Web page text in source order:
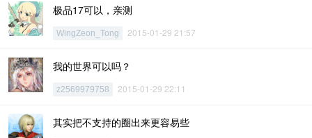
极品17可以，亲测
WingZeon_Tong 2015-01-29 21:57
我的世界可以吗？
z2569979758 2015-01-29 22:11
其实把不支持的圈出来更容易些